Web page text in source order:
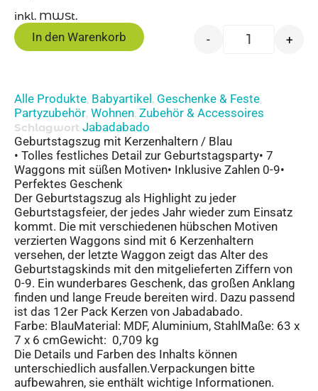
inkl. MWSt.
- +
In den Warenkorb
Alle Produkte, Babyartikel , Geschenke & Feste,
Partyzubehör, Wohnen, Zubehör & Accessoires
Schlagwort Jabadabado
Geburtstagszug mit Kerzenhaltern / Blau
• Tolles festliches Detail zur Geburtstagsparty• 7
Waggons mit süßen Motiven• Inklusive Zahlen 0-9•
Perfektes Geschenk
Der Geburtstagszug als Highlight zu jeder
Geburtstagsfeier, der jedes Jahr wieder zum Einsatz
kommt. Die mit verschiedenen hübschen Motiven
verzierten Waggons sind mit 6 Kerzenhaltern
versehen, der letzte Waggon zeigt das Alter des
Geburtstagskinds mit den mitgelieferten Ziffern von
0-9. Ein wunderbares Geschenk, das großen Anklang
finden und lange Freude bereiten wird. Dazu passend
ist das 12er Pack Kerzen von Jabadabado.
Farbe: BlauMaterial: MDF, Aluminium, StahlMaße: 63 x
7 x 6 cmGewicht: 0,709 kg
Die Details und Farben des Inhalts können
unterschiedlich ausfallen.Verpackungen bitte
aufbewahren, sie enthält wichtige Informationen.